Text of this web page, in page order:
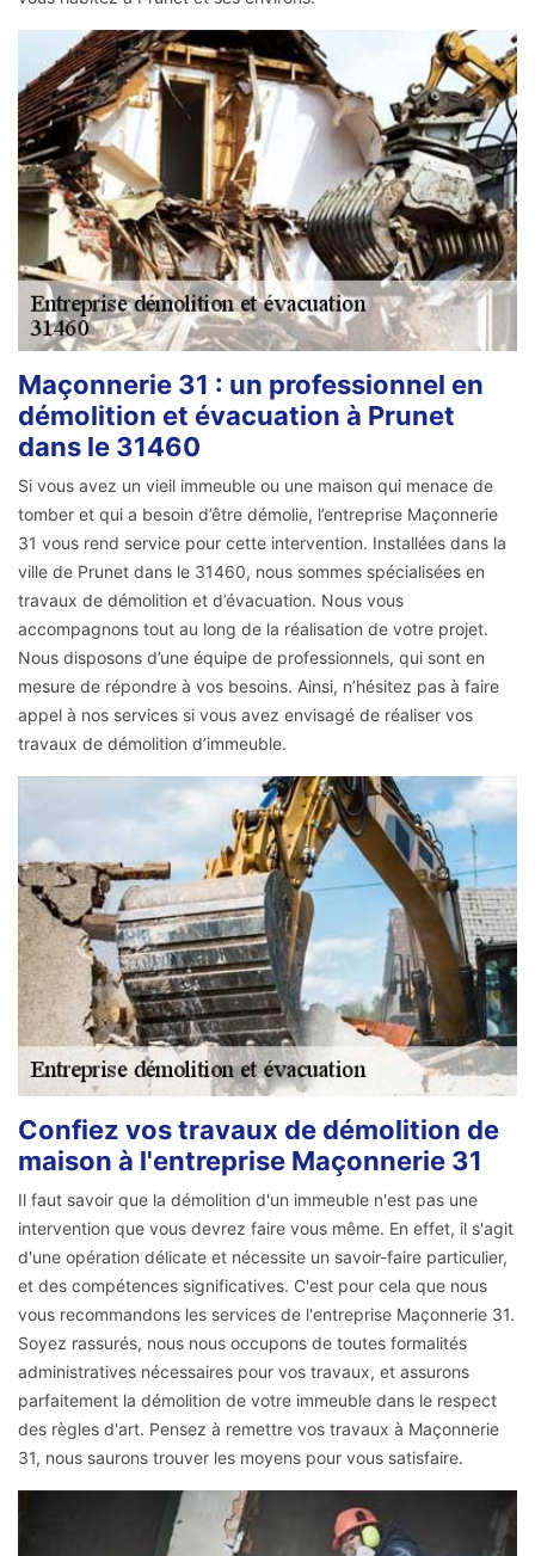
Maçonnerie 31 : un professionnel en
démolition et évacuation à Prunet
dans le 31460
Si vous avez un vieil immeuble ou une maison qui menace de
tomber et qui a besoin d’être démolie, l’entreprise Maçonnerie
31 vous rend service pour cette intervention. Installées dans la
ville de Prunet dans le 31460, nous sommes spécialisées en
travaux de démolition et d’évacuation. Nous vous
accompagnons tout au long de la réalisation de votre projet.
Nous disposons d’une équipe de professionnels, qui sont en
mesure de répondre à vos besoins. Ainsi, n’hésitez pas à faire
appel à nos services si vous avez envisagé de réaliser vos
travaux de démolition d’immeuble.
Confiez vos travaux de démolition de
maison à l'entreprise Maçonnerie 31
Il faut savoir que la démolition d'un immeuble n'est pas une
intervention que vous devrez faire vous même. En effet, il s'agit
d'une opération délicate et nécessite un savoir-faire particulier,
et des compétences significatives. C'est pour cela que nous
vous recommandons les services de l'entreprise Maçonnerie 31.
Soyez rassurés, nous nous occupons de toutes formalités
administratives nécessaires pour vos travaux, et assurons
parfaitement la démolition de votre immeuble dans le respect
des règles d'art. Pensez à remettre vos travaux à Maçonnerie
31, nous saurons trouver les moyens pour vous satisfaire.